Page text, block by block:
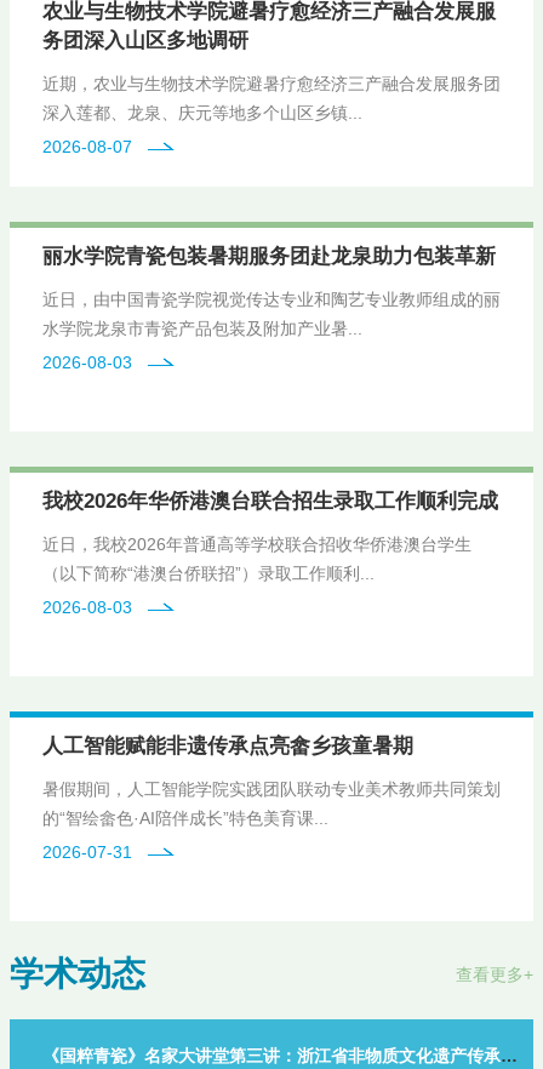
农业与生物技术学院避暑疗愈经济三产融合发展服
务团深入山区多地调研
近期，农业与生物技术学院避暑疗愈经济三产融合发展服务团
深入莲都、龙泉、庆元等地多个山区乡镇...
2026-08-07
丽水学院青瓷包装暑期服务团赴龙泉助力包装革新
近日，由中国青瓷学院视觉传达专业和陶艺专业教师组成的丽
水学院龙泉市青瓷产品包装及附加产业暑...
2026-08-03
我校2026年华侨港澳台联合招生录取工作顺利完成
近日，我校2026年普通高等学校联合招收华侨港澳台学生
（以下简称“港澳台侨联招”）录取工作顺利...
2026-08-03
人工智能赋能非遗传承点亮畲乡孩童暑期
暑假期间，人工智能学院实践团队联动专业美术教师共同策划
的“智绘畲色·AI陪伴成长”特色美育课...
2026-07-31
学术动态 查看更多+
《国粹青瓷》名家大讲堂第三讲：浙江省非物质文化遗产传承人李震应邀来校讲座